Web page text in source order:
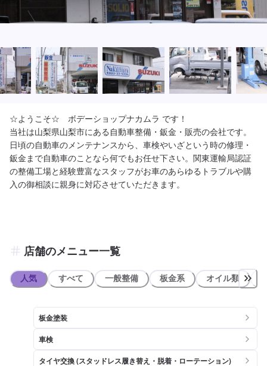
☆ようこそ☆　ボデーショップナカムラ です！
当社は山梨県山梨市にある自動車整備・鈑金・販売の会社です。
日頃の自動車のメンテナンスから、車検やいざという時の修理・
鈑金まで自動車のことなら何でもお任せ下さい。関東運輸局認証
の整備工場と経験豊富なスタッフがお車のあらゆるトラブルや購
入の御相談に親身に対応させていただきます。
店舗のメニュー一覧
人気 すべて 一般整備 板金系 オイル類
板金塗装
車検
タイヤ交換 (スタッドレス履き替え・脱着・ローテーション)